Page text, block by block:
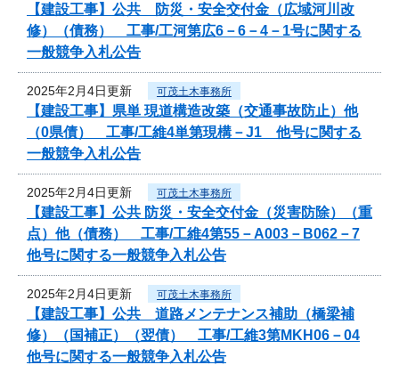
【建設工事】公共 防災・安全交付金（広域河川改
修）（債務） 工事/工河第広6－6－4－1号に関する
一般競争入札公告
2025年2月4日更新 可茂土木事務所
【建設工事】県単 現道構造改築（交通事故防止）他
（0県債） 工事/工維4単第現構－J1 他号に関する
一般競争入札公告
2025年2月4日更新 可茂土木事務所
【建設工事】公共 防災・安全交付金（災害防除）（重
点）他（債務） 工事/工維4第55－A003－B062－7
他号に関する一般競争入札公告
2025年2月4日更新 可茂土木事務所
【建設工事】公共 道路メンテナンス補助（橋梁補
修）（国補正）（翌債） 工事/工維3第MKH06－04
他号に関する一般競争入札公告